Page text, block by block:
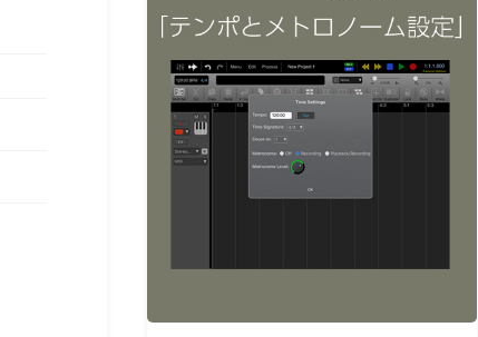
ル
チ
ブ
AURIA